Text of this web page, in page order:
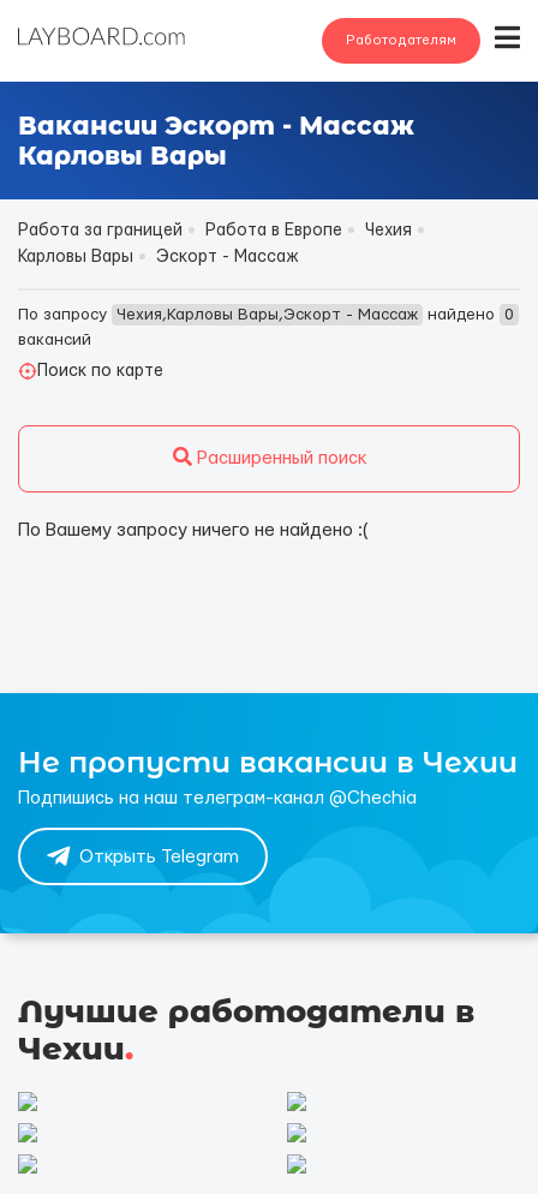
Работодателям
Вакансии Эскорт - Массаж
Карловы Вары
Работа за границей Работа в Европе
Чехия
Карловы Вары
Эскорт - Массаж
По запросу Чехия,Карловы Вары,Эскорт - Массаж найдено
0
вакансий
Поиск по карте
Расширенный поиск
По Вашему запросу ничего не найдено :(
Не пропусти вакансии в Чехии
Подпишись на наш телеграм-канал @Chechia
Открыть Telegram
Лучшие работодатели в
Чехии.